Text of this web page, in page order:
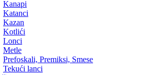
Kanapi
Katanci
Kazan
Kotlići
Lonci
Metle
Prefoskali, Premiksi, Smese
Tekući lanci